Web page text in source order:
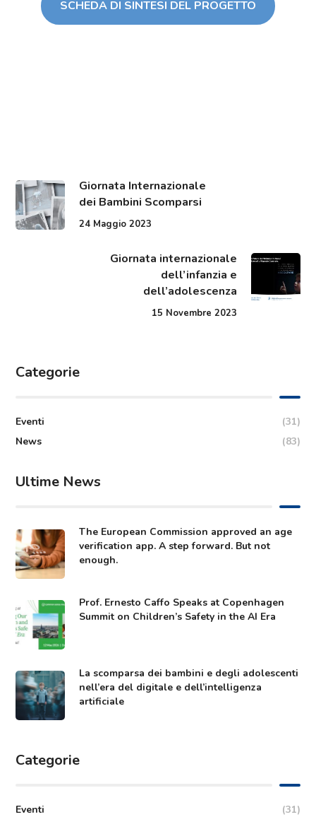
SCHEDA DI SINTESI DEL PROGETTO
Giornata Internazionale
dei Bambini Scomparsi
24 Maggio 2023
Giornata internazionale
dell’infanzia e
dell’adolescenza
15 Novembre 2023
Categorie
Eventi
(31)
News
(83)
Ultime News
The European Commission approved an age
verification app. A step forward. But not
enough.
Prof. Ernesto Caffo Speaks at Copenhagen
Summit on Children’s Safety in the AI Era
La scomparsa dei bambini e degli adolescenti
nell’era del digitale e dell’intelligenza
artificiale
Categorie
Eventi
(31)